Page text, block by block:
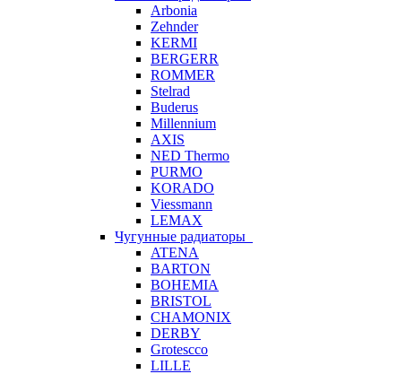
Arbonia
Zehnder
KERMI
BERGERR
ROMMER
Stelrad
Buderus
Millennium
AXIS
NED Thermo
PURMO
KORADO
Viessmann
LEMAX
Чугунные радиаторы
ATENA
BARTON
BOHEMIA
BRISTOL
CHAMONIX
DERBY
Grotescco
LILLE